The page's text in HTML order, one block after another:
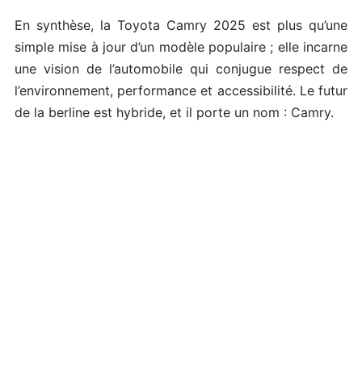
En synthèse, la Toyota Camry 2025 est plus qu’une
simple mise à jour d’un modèle populaire ; elle incarne
une vision de l’automobile qui conjugue respect de
l’environnement, performance et accessibilité. Le futur
de la berline est hybride, et il porte un nom : Camry.